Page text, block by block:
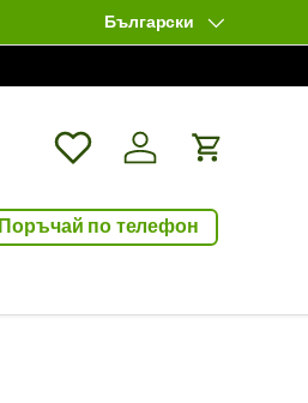
Език
Български
WishlistВлизане / Log in
Количка
Поръчай по телефон